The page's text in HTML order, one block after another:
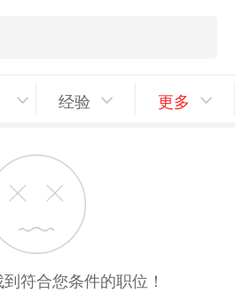
经验 更多
符合您条件的职位！